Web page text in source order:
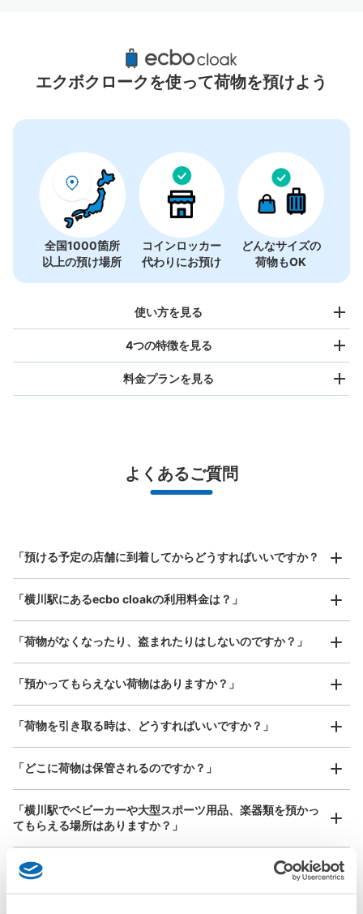
横川駅周辺のおすすめコインロッカー
2件
保管できる荷物数
大:10/ ¥550
支払い方法
現金
エクボクロークを使って荷物を預けよう
全国1000箇所
以上の預け場所
コインロッカー
代わりにお預け
どんなサイズの
荷物もOK
使い方を見る
スマホからお店と日時を
指定して事前予約
お店で荷物の写真を
4つの特徴を見る
全国1,000箇所以上と提携
好立地 / 好条件店舗も多数
楽器、ベビーカー、ゴルフバッグ等、1人が持てる大きさの荷物であればどんなサイズでも
料金プランを見る
最大辺が45cm未満の大きさのお荷物（リュック、ハンド
バッグ、お手荷物など）
¥800/ 日
器、ベビーカーなど）
よくあるご質問
「預ける予定の店舗に到着してからどうすればいいですか？
「横川駅にあるecbo cloakの利用料金は？」
「荷物がなくなったり、盗まれたりはしないのですか？」
「預かってもらえない荷物はありますか？」
「荷物を引き取る時は、どうすればいいですか？」
「どこに荷物は保管されるのですか？」
「横川駅でベビーカーや大型スポーツ用品、楽器類を預かっ
てもらえる場所はありますか？」
「横川駅ではどこで荷物預かりを利用できますか？」